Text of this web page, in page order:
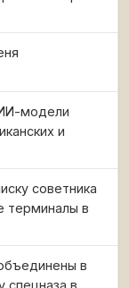
модели
и
советника
терминалы в
в